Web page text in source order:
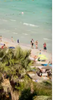
או לעיין